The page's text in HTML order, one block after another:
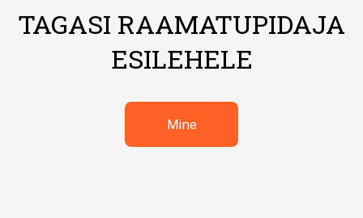
TAGASI RAAMATUPIDAJA
ESILEHELE
Mine